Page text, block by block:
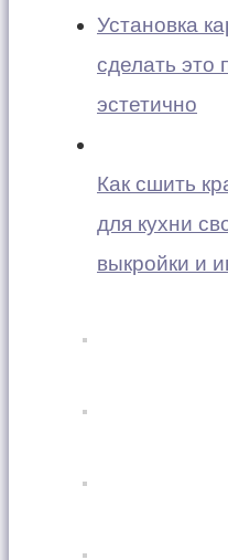
Установка
сделать это
эстетично
Как сшить
для кухни
выкройки и